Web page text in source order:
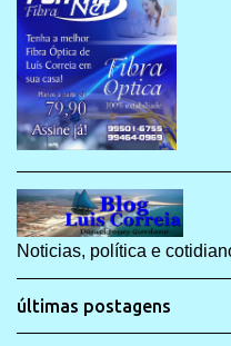
Noticias, política e
últimas postagens